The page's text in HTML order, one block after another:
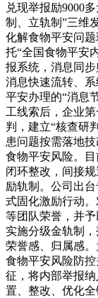
兑现举报励9000
制、立轨制”三维
化解食物平安问
托“全国食物平安
报系统，消息同
消息快速流转、
平安办理的“消息
工线索后，企业
判，建立“核查研
患问题按需落地
食物平安风险。
闭环整改，间接
励轨制。公司出
式固化激励行动
等团队荣誉，并
实施分级金轨制
荣誉感、归属感
食物平安风险防
征，将内部举报
置、整改、优化